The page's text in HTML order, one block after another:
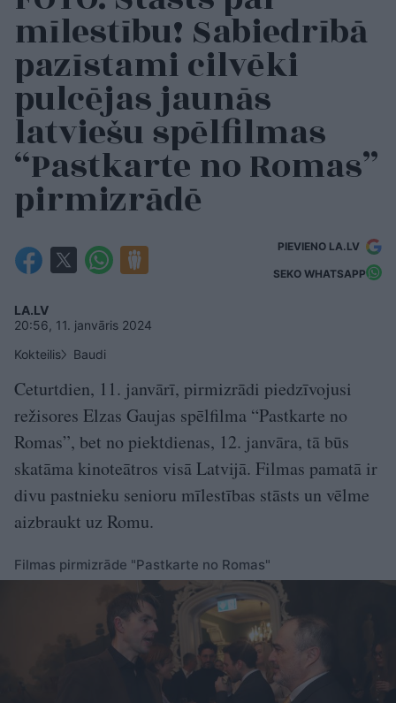
mīlestību! Sabiedrībā
pazīstami cilvēki
pulcējas jaunās
latviešu spēlfilmas
“Pastkarte no Romas”
pirmizrādē
PIEVIENO LA.LV
SEKO WHATSAPP
LA.LV
20:56, 11. janvāris 2024
Kokteilis
Baudi
Ceturtdien, 11. janvārī, pirmizrādi piedzīvojusi
režisores Elzas Gaujas spēlfilma “Pastkarte no
Romas”, bet no piektdienas, 12. janvāra, tā būs
skatāma kinoteātros visā Latvijā. Filmas pamatā ir
divu pastnieku senioru mīlestības stāsts un vēlme
aizbraukt uz Romu.
Filmas pirmizrāde "Pastkarte no Romas"